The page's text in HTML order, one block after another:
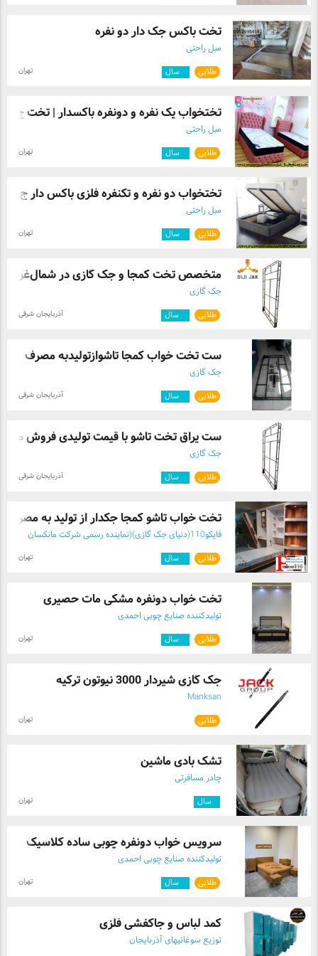
تخت باکس جک دار دو نفره
مبل راحتی
طلایی سال تهران
تختخواب یک نفره و دونفره باکسدار | تخت ج ...
مبل راحتی
طلایی سال تهران
تختخواب دو نفره و تکنفره فلزی باکس دار ج ...
مبل راحتی
طلایی سال تهران
متخصص تخت کمجا و جک گازی در شمال‌غرب
جک گازی
طلایی سال آذربایجان شرقی
ست تخت خواب کمجا تاشوازتولیدبه مصرف
جک گازی
طلایی سال آذربایجان شرقی
ست یراق تخت تاشو با قیمت تولیدی فروش
جک گازی
طلایی سال آذربایجان شرقی
تخت خواب تاشو کمجا جکدار از تولید به مصر ...
فایکو110(دنیای جک گازی)(نماینده رسمی شرکت مانکسان
طلایی سال تهران
تخت خواب دونفره مشکی مات حصیری
تولیدکننده صنایع چوبی احمدی
طلایی سال تهران
جک گازی شیردار 3000 نیوتون ترکیه
Manksan
طلایی تهران
تشک بادی ماشین
چادر مسافرتی
سال تهران
سرویس خواب دونفره چوبی ساده کلاسیک
تولیدکننده صنایع چوبی احمدی
طلایی سال تهران
کمد لباس و جاکفشی فلزی
توزیع سوغاتیهای آذربایجان